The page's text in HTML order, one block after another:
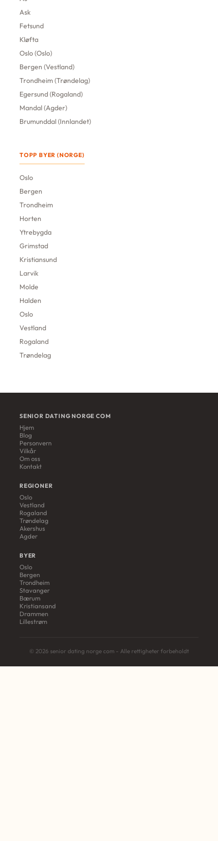
Ask
Fetsund
Kløfta
Oslo (Oslo)
Bergen (Vestland)
Trondheim (Trøndelag)
Egersund (Rogaland)
Mandal (Agder)
Brumunddal (Innlandet)
TOPP BYER (NORGE)
Oslo
Bergen
Trondheim
Horten
Ytrebygda
Grimstad
Kristiansund
Larvik
Molde
Halden
Oslo
Vestland
Rogaland
Trøndelag
SENIOR DATING NORGE COM
Hjem
Blog
Personvern
Vilkår
Om oss
Kontakt
REGIONER
Oslo
Vestland
Rogaland
Trøndelag
Akershus
Agder
BYER
Oslo
Bergen
Trondheim
Stavanger
Bærum
Kristiansand
Drammen
Lillestrøm
© 2026 senior dating norge com - Alle rettigheter forbeholdt